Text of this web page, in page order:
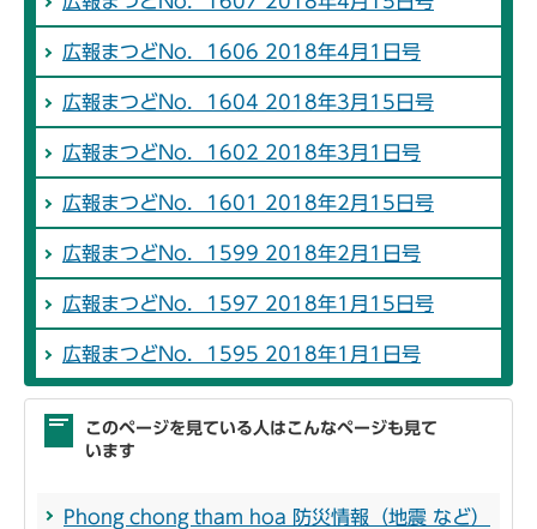
広報まつどNo．1606 2018年4月1日号
広報まつどNo．1604 2018年3月15日号
広報まつどNo．1602 2018年3月1日号
広報まつどNo．1601 2018年2月15日号
広報まつどNo．1599 2018年2月1日号
広報まつどNo．1597 2018年1月15日号
広報まつどNo．1595 2018年1月1日号
このページを見ている人はこんなページも見て
います
Phong chong tham hoa 防災情報（地震 など）